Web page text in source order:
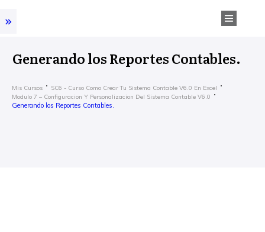
Generando los Reportes Contables.
Mis Cursos
SC6 - Curso Como Crear Tu Sistema Contable V6.0 En Excel
Modulo 7 – Configuracion Y Personalizacion Del Sistema Contable V6.0
Generando los Reportes Contables.